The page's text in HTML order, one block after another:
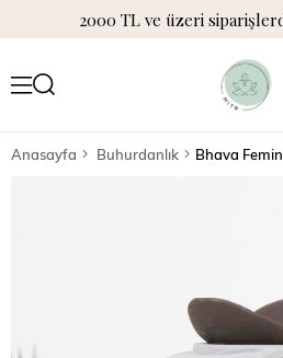
2000 TL ve üzeri
Anasayfa Buhurdanlık Bhava